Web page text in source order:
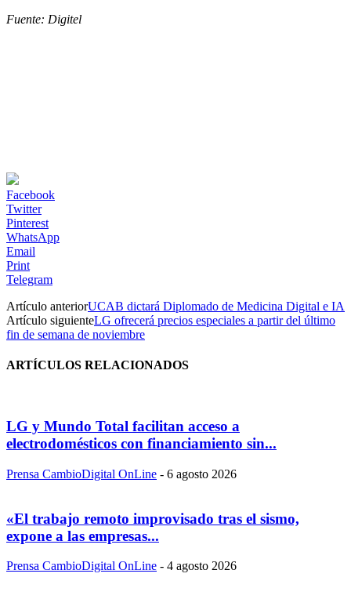
Fuente: Digitel
Facebook
Twitter
Pinterest
WhatsApp
Email
Print
Telegram
Artículo anteriorUCAB dictará Diplomado de Medicina Digital e IA
Artículo siguienteLG ofrecerá precios especiales a partir del último
fin de semana de noviembre
ARTÍCULOS RELACIONADOS
LG y Mundo Total facilitan acceso a
electrodomésticos con financiamiento sin...
Prensa CambioDigital OnLine - 6 agosto 2026
«El trabajo remoto improvisado tras el sismo,
expone a las empresas...
Prensa CambioDigital OnLine - 4 agosto 2026